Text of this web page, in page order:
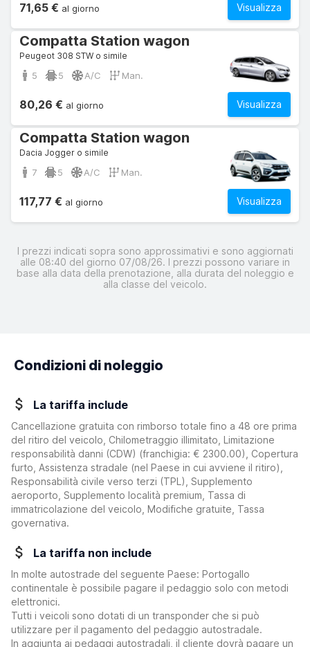
Visualizza
71,65 € al giorno
Compatta Station wagon
Peugeot 308 STW o simile
5 5 A/C Man.
Visualizza
80,26 € al giorno
Compatta Station wagon
Dacia Jogger o simile
7 5 A/C Man.
Visualizza
117,77 € al giorno
I prezzi indicati sopra sono approssimativi e sono aggiornati
alle 08:40 del giorno 07/08/26. I prezzi possono variare in
base alla data della prenotazione, alla durata del noleggio e
alla classe del veicolo.
Condizioni di noleggio
La tariffa include
Cancellazione gratuita con rimborso totale fino a 48 ore prima
del ritiro del veicolo, Chilometraggio illimitato, Limitazione
responsabilità danni (CDW) (franchigia: € 2300.00)
, Copertura
furto, Assistenza stradale (nel Paese in cui avviene il ritiro),
Responsabilità civile verso terzi (TPL), Supplemento
aeroporto, Supplemento località premium, Tassa di
immatricolazione del veicolo, Modifiche gratuite, Tassa
governativa.
La tariffa non include
In molte autostrade del seguente Paese: Portogallo
continentale è possibile pagare il pedaggio solo con metodi
elettronici.
Tutti i veicoli sono dotati di un transponder che si può
utilizzare per il pagamento del pedaggio autostradale.
In aggiunta ai pedaggi autostradali, il cliente dovrà pagare un